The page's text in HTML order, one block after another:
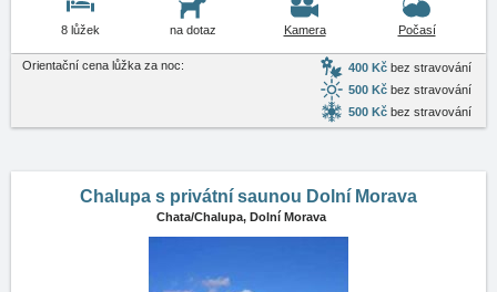
8 lůžek na dotaz Kamera Počasí
Orientační cena lůžka za noc: 400 Kč bez stravování
500 Kč bez stravování
500 Kč bez stravování
Chalupa s privátní saunou Dolní Morava
Chata/Chalupa, Dolní Morava